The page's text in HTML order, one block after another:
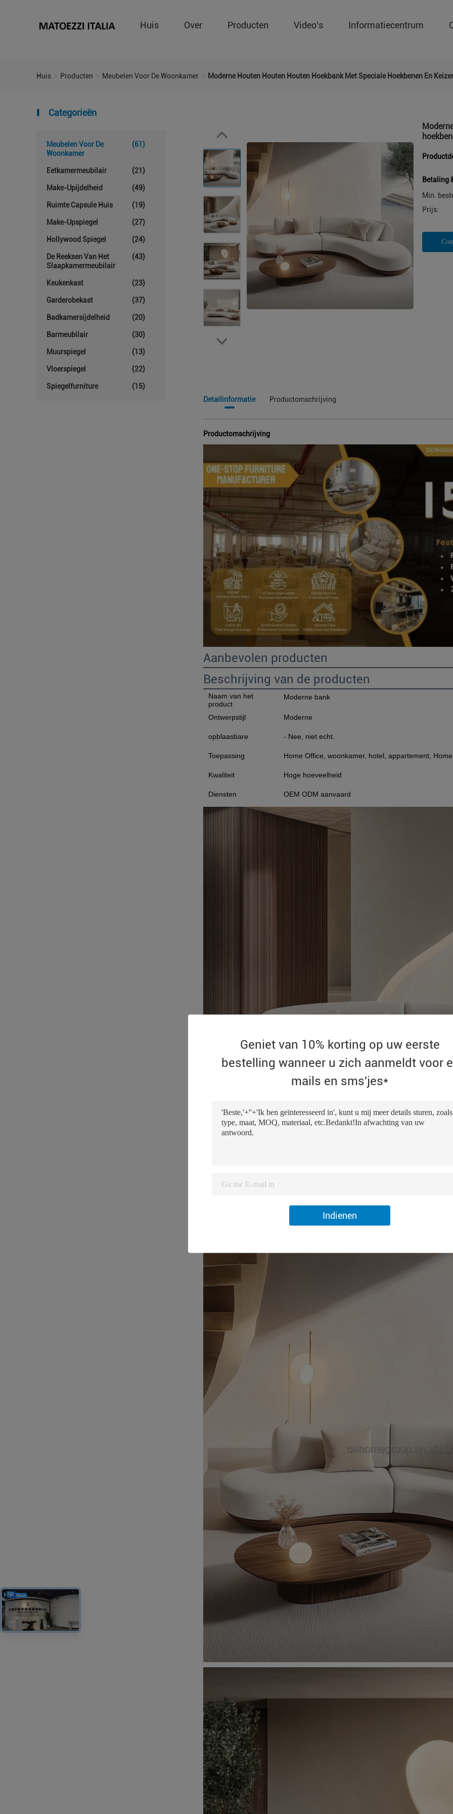
Huis Over Producten Video's Informatiecentrum
Huis Producten Meubelen Voor De Woonkamer Moderne Houten Houten Houten Hoekbank Met Speciale Hoekbenen En
Categorieën
Meubelen Voor De
Woonkamer
(61)
Eetkamermeubilair (21)
Make-Upijdelheid (49)
Ruimte Capsule Huis (19)
Make-Upspiegel (27)
Hollywood Spiegel (24)
De Reeksen Van Het
Slaapkamermeubilair
(43)
Keukenkast (23)
Garderobekast (37)
Badkamersijdelheid (20)
Barmeubilair (30)
Muurspiegel (13)
Vloerspiegel (22)
Spiegelfurniture (15)
Betaling
Min.
Prijs:
Detailinformatie Productomschrijving
Productomschrijving
Aanbevolen producten
Beschrijving van de producten
Naam van het
product
Moderne bank
Ontwerpstijl Moderne
opblaasbare - Nee, niet echt.
Toepassing Home Office, woonkamer, hotel, appartement,
Kwaliteit Hoge hoeveelheid
Diensten OEM ODM aanvaard
Geniet van 10% korting op uw eerste
bestelling wanneer u zich aanmeldt voor
mails en sms'jes*
Indienen